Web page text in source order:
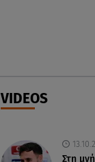
06.08.26 , 17:12
και
VIDEOS
Στη